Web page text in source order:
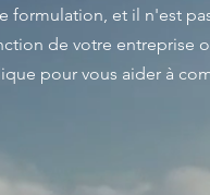
formulation, et il n'est
de votre entreprise
pour vous aider à